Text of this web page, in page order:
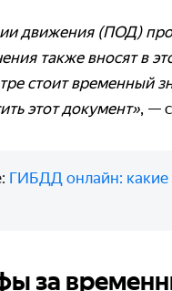
движения (ПОД)
также вносят в
стоит временный
этот документ», —
ГИБДД онлайн:
за